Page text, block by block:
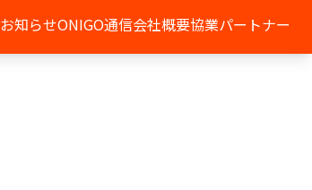
お知らせONIGO通信会社概要協業パートナー